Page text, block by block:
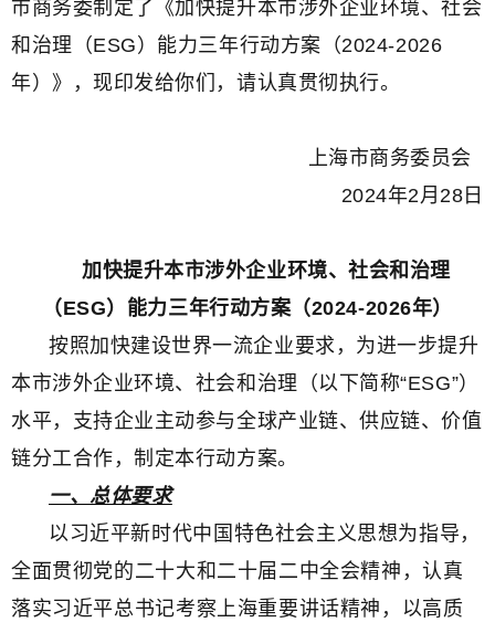
市商务委制定了《加快提升本市涉外企业环境、社会
和治理（ESG）能力三年行动方案（2024-2026
年）》，现印发给你们，请认真贯彻执行。
上海市商务委员会
2024年2月28日
加快提升本市涉外企业环境、社会和治理
（ESG）能力三年行动方案（2024-2026年）
按照加快建设世界一流企业要求，为进一步提升
本市涉外企业环境、社会和治理（以下简称“ESG”）
水平，支持企业主动参与全球产业链、供应链、价值
链分工合作，制定本行动方案。
一、总体要求
以习近平新时代中国特色社会主义思想为指导，
全面贯彻党的二十大和二十届二中全会精神，认真
落实习近平总书记考察上海重要讲话精神，以高质